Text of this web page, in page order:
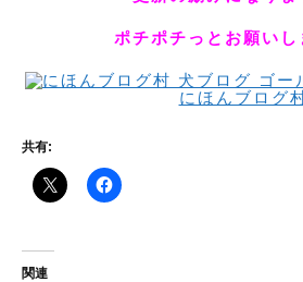
ポチポチっとお願いし
にほんブログ
共有:
関連